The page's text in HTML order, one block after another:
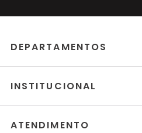
DEPARTAMENTOS
INSTITUCIONAL
ATENDIMENTO